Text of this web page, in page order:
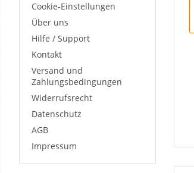
Cookie-Einstellungen
Über uns
Hilfe / Support
Kontakt
Versand und
Zahlungsbedingungen
Widerrufsrecht
Datenschutz
AGB
Impressum